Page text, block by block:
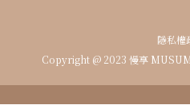
隱私權
Copyright @ 2023 慢享 MUSUM